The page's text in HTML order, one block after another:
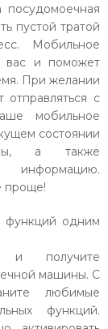
пустой тратой
Мобильное
вас и поможет
При желании
отправляться с
мобильное
состоянии
а также
проще!
одним
и получите
машины. С
любимые
функций.